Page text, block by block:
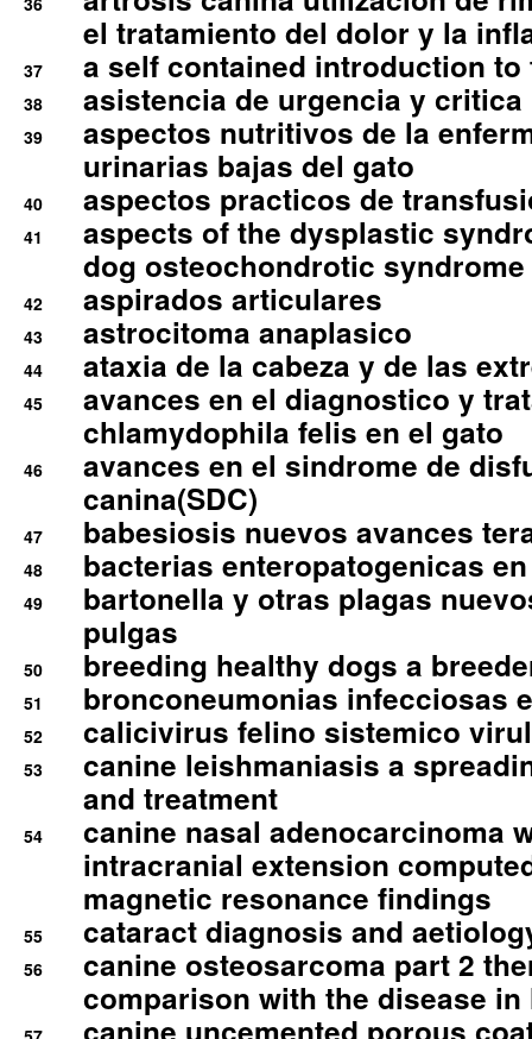
el tratamiento del dolor y la
37 a self contained introduction
38 asistencia de urgencia y
39
aspectos nutritivos de la
urinarias bajas del gato
40 aspectos practicos de
41
aspects of the dysplastic
dog osteochondrotic syndrome
42 aspirados articulares
43 astrocitoma anaplasico
44 ataxia de la cabeza y de las
45
avances en el diagnostico y
chlamydophila felis en el gato
46
avances en el sindrome de
canina(SDC)
47 babesiosis nuevos avances
48 bacterias enteropatogenicas
49
bartonella y otras plagas
pulgas
50 breeding healthy dogs a
51 bronconeumonias infecciosas
52 calicivirus felino sistemico
53
canine leishmaniasis a
and treatment
54
canine nasal adenocarcinoma
intracranial extension
magnetic resonance findings
55 cataract diagnosis and
56
canine osteosarcoma part 2
comparison with the disease in
canine uncemented porous